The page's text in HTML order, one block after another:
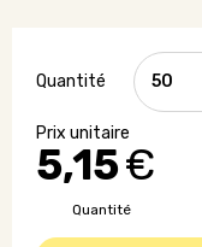
5,15€
quantité
de
Carnet
velours
côtelé
Quantité